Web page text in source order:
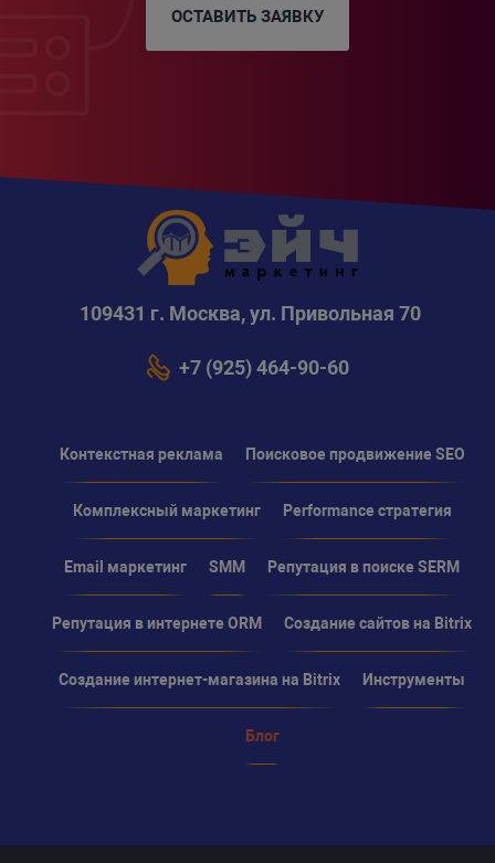
ОСТАВИТЬ ЗАЯВКУ
109431 г. Москва, ул. Привольная 70
+7 (925) 464-90-60
Контекстная реклама Поисковое продвижение SEO
Комплексный маркетинг Performance стратегия
Email маркетинг SMM Репутация в поиске SERM
Репутация в интернете ORM Создание сайтов на Bitrix
Создание интернет-магазина на Bitrix Инструменты
Блог